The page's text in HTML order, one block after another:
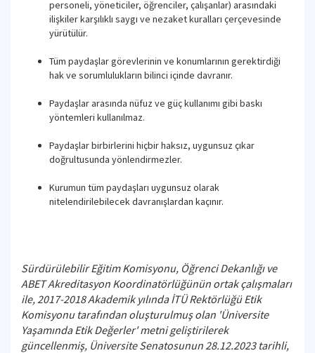
personeli, yöneticiler, öğrenciler, çalışanlar) arasındaki
ilişkiler karşılıklı saygı ve nezaket kuralları çerçevesinde
yürütülür.
Tüm paydaşlar görevlerinin ve konumlarının gerektirdiği
hak ve sorumlulukların bilinci içinde davranır.
Paydaşlar arasında nüfuz ve güç kullanımı gibi baskı
yöntemleri kullanılmaz.
Paydaşlar birbirlerini hiçbir haksız, uygunsuz çıkar
doğrultusunda yönlendirmezler.
Kurumun tüm paydaşları uygunsuz olarak
nitelendirilebilecek davranışlardan kaçınır.
Sürdürülebilir Eğitim Komisyonu, Öğrenci Dekanlığı ve
ABET Akreditasyon Koordinatörlüğünün ortak çalışmaları
ile, 2017-2018 Akademik yılında İTÜ Rektörlüğü Etik
Komisyonu tarafından oluşturulmuş olan 'Üniversite
Yaşamında Etik Değerler' metni geliştirilerek
güncellenmiş, Üniversite Senatosunun 28.12.2023 tarihli,